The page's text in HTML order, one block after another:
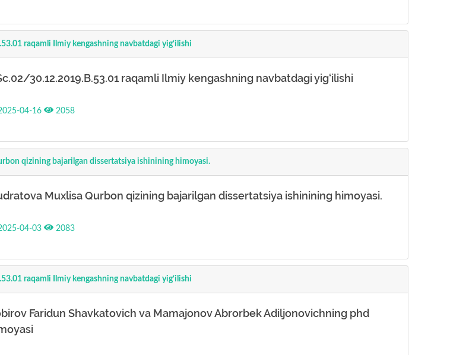
raqamli Ilmiy kengashning navbatdagi yig‘ilishi
30.12.2019.B.53.01 raqamli Ilmiy kengashning navbatdagi yig‘ilishi
04-16 2058
qizining bajarilgan dissertatsiya ishinining himoyasi.
Muxlisa Qurbon qizining bajarilgan dissertatsiya ishinining himoyasi.
04-03 2083
raqamli Ilmiy kengashning navbatdagi yig‘ilishi
Faridun Shavkatovich va Mamajonov Abrorbek Adiljonovichning phd